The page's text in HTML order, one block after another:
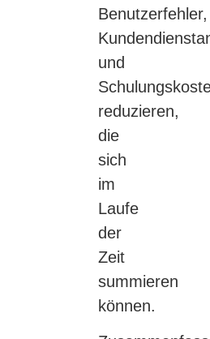
Benutzerfehler,
und
reduzieren,
die
sich
im
Laufe
der
Zeit
summieren
können.